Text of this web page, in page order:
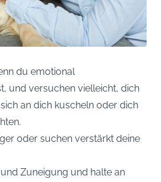
du emotional
und versuchen vielleicht, dich
an dich kuscheln oder dich
oder suchen verstärkt deine
Zuneigung und halte an